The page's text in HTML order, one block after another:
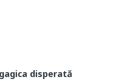
disperată